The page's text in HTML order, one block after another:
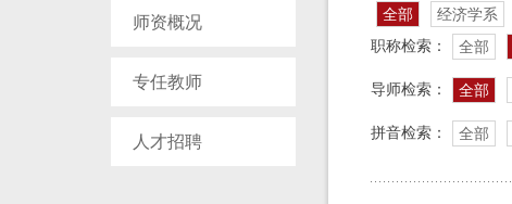
师资概况
专任教师
人才招聘
全部 经济学系
职称检索：
全部
导师检索： 全部
拼音检索： 全部